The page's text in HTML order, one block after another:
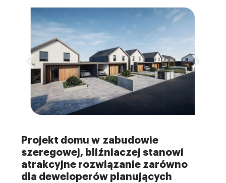
Projekt domu w zabudowie
szeregowej, bliźniaczej stanowi
atrakcyjne rozwiązanie zarówno
dla deweloperów planujących